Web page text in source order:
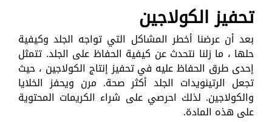
تحفيز الكولاجين
بعد أن عرضنا أخطر المشاكل التي تواجه الجلد وكيفية
حلها ، ما زلنا نتحدث عن كيفية الحفاظ على الجلد. تتمثل
إحدى طرق الحفاظ عليه في تحفيز إنتاج الكولاجين ، حيث
تجعل الرتينويدات الجلد أكثر صحة. مرن ويحفز الخلايا
والكولاجين. لذلك احرصي على شراء الكريمات المحتوية
على هذه المادة.